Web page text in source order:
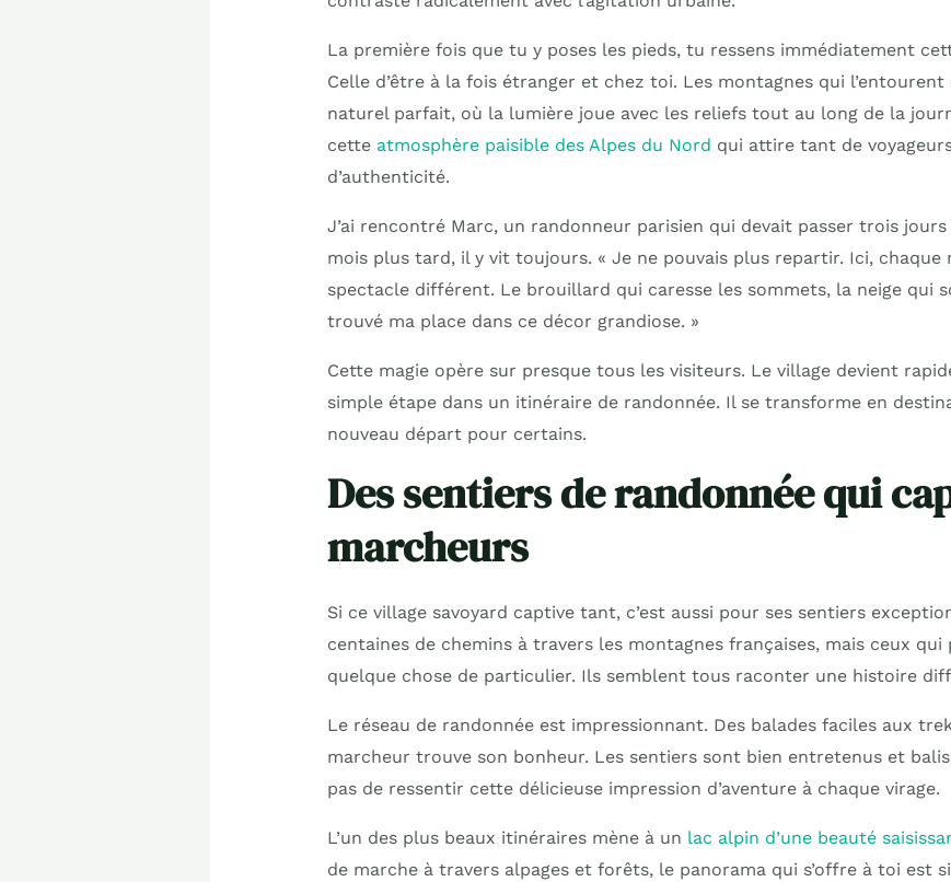
La première fois que tu y poses les pieds, tu ressens immédiatement
Celle d’être à la fois étranger et chez toi. Les montagnes qui
naturel parfait, où la lumière joue avec les reliefs tout au long de la
cette atmosphère paisible des Alpes du Nord qui attire tant de
d’authenticité.
J’ai rencontré Marc, un randonneur parisien qui devait passer trois jours
mois plus tard, il y vit toujours. « Je ne pouvais plus repartir. Ici, chaque
spectacle différent. Le brouillard qui caresse les sommets, la neige qui
trouvé ma place dans ce décor grandiose. »
Cette magie opère sur presque tous les visiteurs. Le village devient
simple étape dans un itinéraire de randonnée. Il se transforme en
nouveau départ pour certains.
Des sentiers de randonnée qui
marcheurs
Si ce village savoyard captive tant, c’est aussi pour ses sentiers
centaines de chemins à travers les montagnes françaises, mais ceux
quelque chose de particulier. Ils semblent tous raconter une histoire
Le réseau de randonnée est impressionnant. Des balades faciles aux
marcheur trouve son bonheur. Les sentiers sont bien entretenus et
pas de ressentir cette délicieuse impression d’aventure à chaque virage.
L’un des plus beaux itinéraires mène à un lac alpin d’une beauté
de marche à travers alpages et forêts, le panorama qui s’offre à toi est